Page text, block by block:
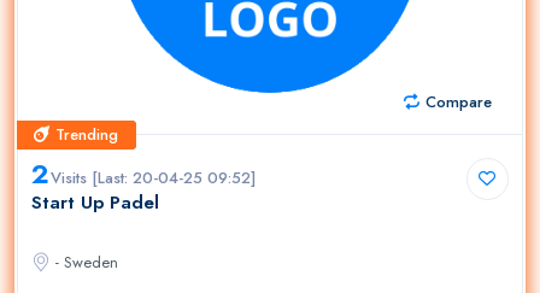
Compare
Trending
Trending
2Visits [Last: 20-04-25 09:52]
Start Up Padel
- Sweden